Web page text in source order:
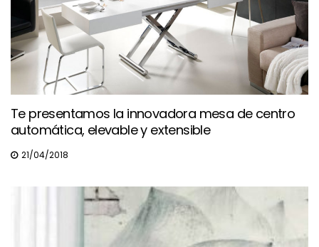
Te presentamos la innovadora mesa de centro
automática, elevable y extensible
21/04/2018